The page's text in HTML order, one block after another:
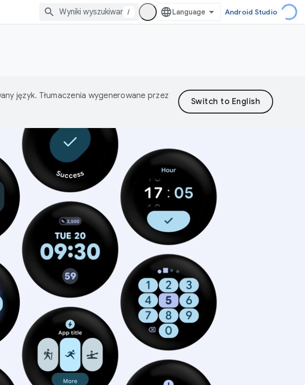
/ Android Studio
język. Tłumaczenia wygenerowane przez